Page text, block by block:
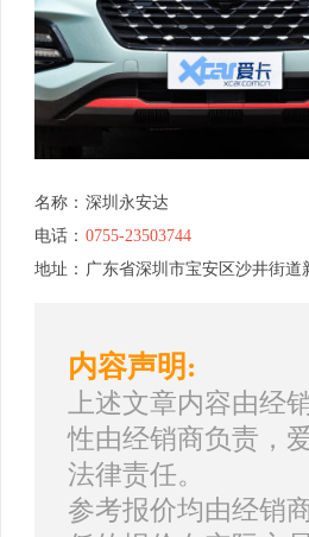
名称： 深圳永安达
电话： 0755-23503744
地址： 广东省深圳市宝安区沙井街
内容声明:
上述文章内容由经
性由经销商负责，
法律责任。
参考报价均由经销